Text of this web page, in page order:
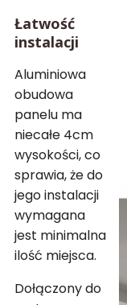
Łatwość
instalacji
Aluminiowa
obudowa
panelu ma
niecałe 4cm
wysokości, co
sprawia, że do
jego instalacji
wymagana
jest minimalna
ilość miejsca.
Dołączony do